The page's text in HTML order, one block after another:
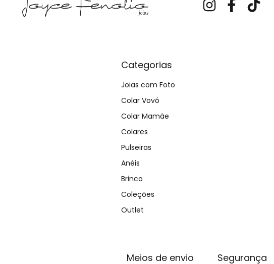
Categorias
Joias com Foto
Colar Vovó
Colar Mamãe
Colares
Pulseiras
Anéis
Brinco
Coleções
Outlet
Meios de envio Segurança